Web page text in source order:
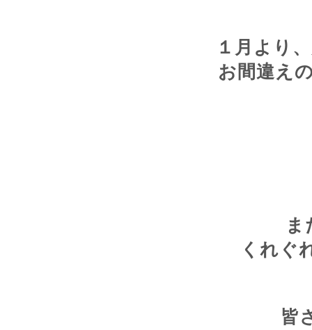
１月より
お間違え
くれぐ
皆